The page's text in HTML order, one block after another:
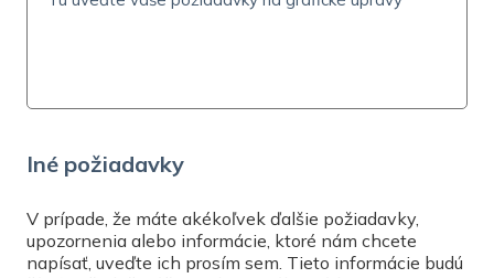
Potrebujete pomôcť? Kontaktujte nás na
na02 / 321 130 70alebo napíšte priamo cez
online čet, Po-Pia 7-19. Pomôžeme vám s vašou
objednávkou a odpovieme na všetky vaše
Iné požiadavky
V prípade, že máte akékoľvek ďalšie požiadavky,
upozornenia alebo informácie, ktoré nám chcete
napísať, uveďte ich prosím sem. Tieto informácie budú